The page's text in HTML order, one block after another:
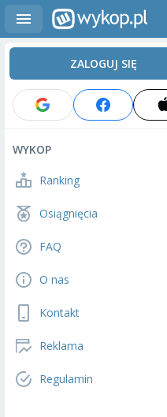
ZALOGUJ SIĘ
WYKOP
Ranking
Osiągnięcia
FAQ
O nas
Kontakt
Reklama
Regulamin